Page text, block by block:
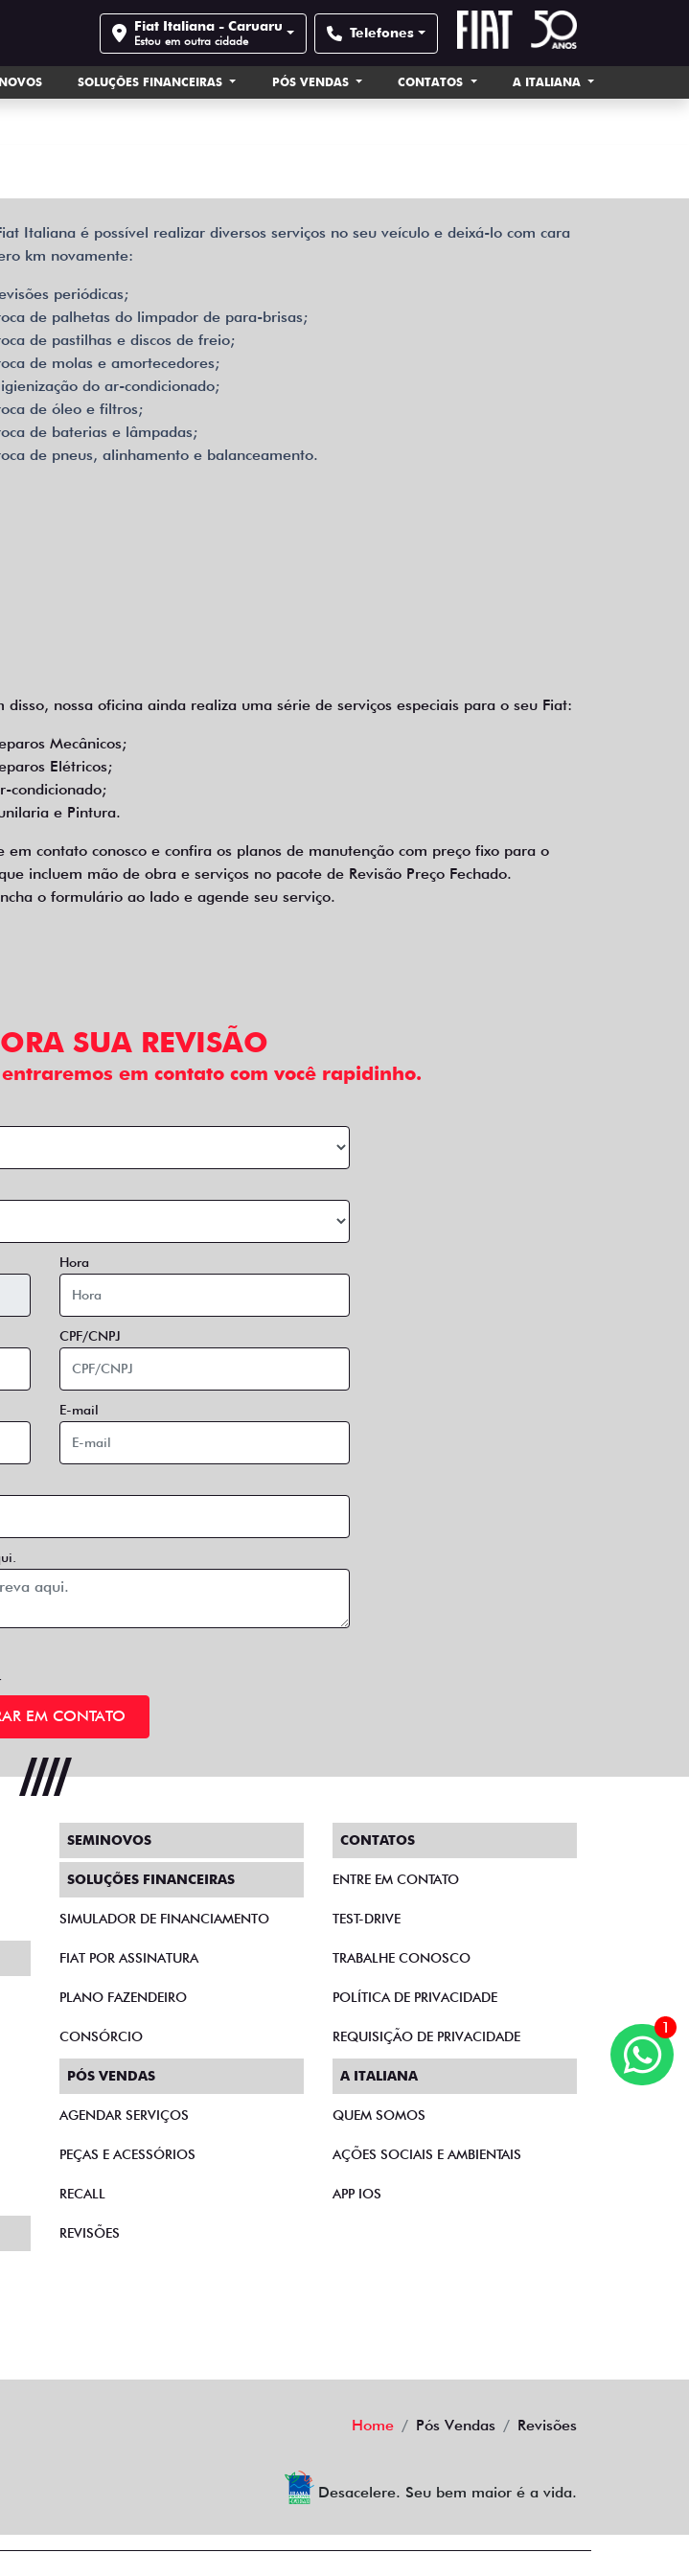
your personal data we respect ourPrivacy policy.
Fiat Italiana - Caruaru
Estou em outra cidade Telefones
SOLUÇÕES FINANCEIRAS PÓS VENDAS CONTATOS A ITALIANA
Italiana é possível realizar diversos serviços no seu veículo e deixá-lo com cara
km novamente:
periódicas;
de palhetas do limpador de para-brisas;
de pastilhas e discos de freio;
de molas e amortecedores;
do ar-condicionado;
de óleo e filtros;
de baterias e lâmpadas;
de pneus, alinhamento e balanceamento.
disso, nossa oficina ainda realiza uma série de serviços especiais para o seu Fiat:
Mecânicos;
Elétricos;
condicionado;
e Pintura.
em contato conosco e confira os planos de manutenção com preço fixo para o
incluem mão de obra e serviços no pacote de Revisão Preço Fechado.
o formulário ao lado e agende seu serviço.
SUA REVISÃO
em contato com você rapidinho.
Hora
CPF/CNPJ
E-mail
EM CONTATO
1
SEMINOVOS
SOLUÇÕES FINANCEIRAS
SIMULADOR DE FINANCIAMENTO
FIAT POR ASSINATURA
PLANO FAZENDEIRO
CONSÓRCIO
PÓS VENDAS
AGENDAR SERVIÇOS
PEÇAS E ACESSÓRIOS
RECALL
REVISÕES
CONTATOS
ENTRE EM CONTATO
TEST-DRIVE
TRABALHE CONOSCO
POLÍTICA DE PRIVACIDADE
REQUISIÇÃO DE PRIVACIDADE
A ITALIANA
QUEM SOMOS
AÇÕES SOCIAIS E AMBIENTAIS
APP IOS
Home Pós Vendas Revisões
Desacelere. Seu bem maior é a vida.